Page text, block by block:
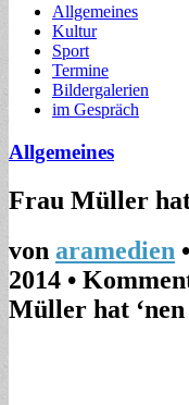
Allgemeines
Kultur
Sport
Termine
Bildergalerien
im Gespräch
Allgemeines
Frau Müller
von aramedien •
2014 •
Müller hat